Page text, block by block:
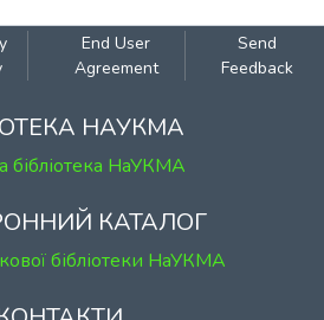
End User
Agreement
Send
Feedback
НАУКМА
бібліотека НаУКМА
КАТАЛОГ
бібліотеки НаУКМА